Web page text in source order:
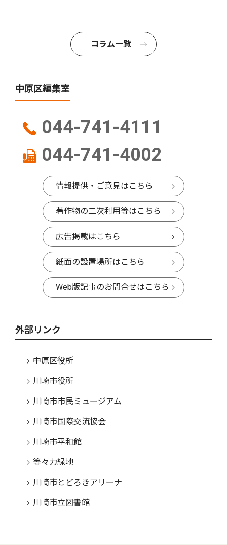
コラム一覧
中原区編集室
044-741-4111
044-741-4002
情報提供・ご意見はこちら
著作物の二次利用等はこちら
広告掲載はこちら
紙面の設置場所はこちら
Web版記事のお問合せはこちら
外部リンク
中原区役所
川崎市役所
川崎市市民ミュージアム
川崎市国際交流協会
川崎市平和館
等々力緑地
川崎市とどろきアリーナ
川崎市立図書館